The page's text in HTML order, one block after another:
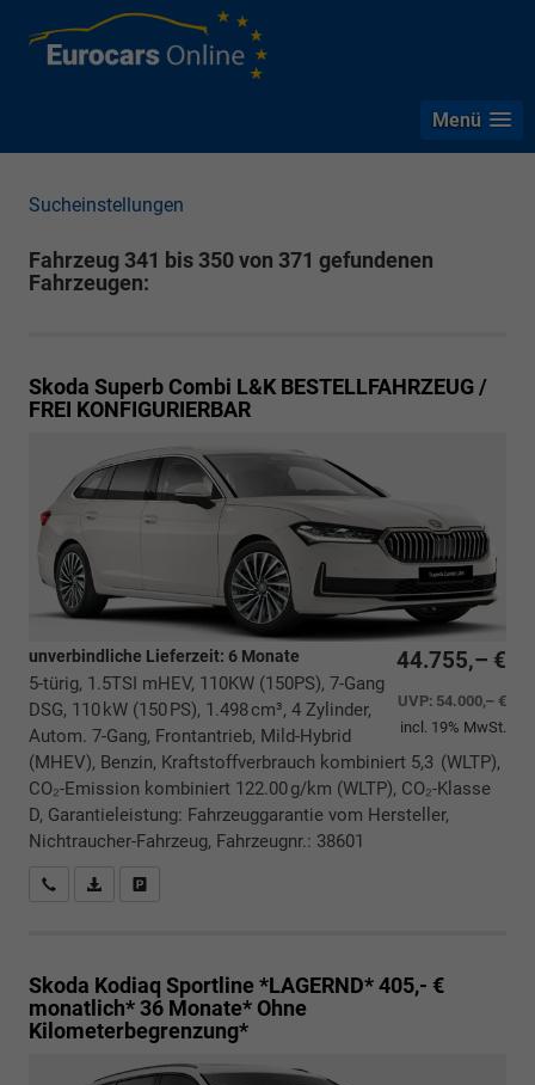
Menü
Sucheinstellungen
Fahrzeug 341 bis 350 von 371 gefundenen
Fahrzeugen:
Skoda Superb Combi L&K BESTELLFAHRZEUG /
FREI KONFIGURIERBAR
44.755,– €
UVP: 54.000,– €
incl. 19% MwSt.
unverbindliche Lieferzeit: 6 Monate
5-türig, 1.5TSI mHEV, 110KW (150PS), 7-Gang
DSG, 110 kW (150 PS), 1.498 cm³, 4 Zylinder,
Autom. 7-Gang, Frontantrieb, Mild-Hybrid
(MHEV), Benzin, Kraftstoffverbrauch kombiniert 5,3 (WLTP),
CO₂-Emission kombiniert 122.00 g/km (WLTP), CO₂-Klasse
D, Garantieleistung: Fahrzeuggarantie vom Hersteller,
Nichtraucher-Fahrzeug, Fahrzeugnr.: 38601
Rückrufbitte absenden
PDF-Datei, Fahrzeugexposé drucken
Skoda Kodiaq Sportline *LAGERND* 405,- €
monatlich* 36 Monate* Ohne
Kilometerbegrenzung*